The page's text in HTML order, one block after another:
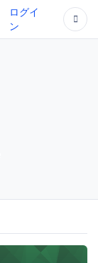
ログイ
ン